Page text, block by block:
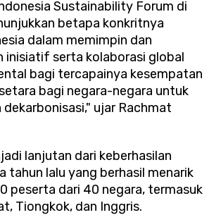
Sustainability Forum di
betapa konkritnya
dalam memimpin dan
inisiatif serta kolaborasi global
bagi tercapainya kesempatan
bagi negara-negara untuk
dekarbonisasi," ujar Rachmat
lanjutan dari keberhasilan
tahun lalu yang berhasil menarik
peserta dari 40 negara, termasuk
Tiongkok, dan Inggris.